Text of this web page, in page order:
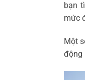
bạn
mức
Một
động